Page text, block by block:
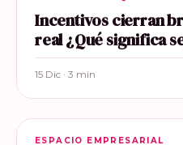
Incentivos cierran
real ¿Qué significa
15 Dic · 3 min
ESPACIO EMPRESARIAL